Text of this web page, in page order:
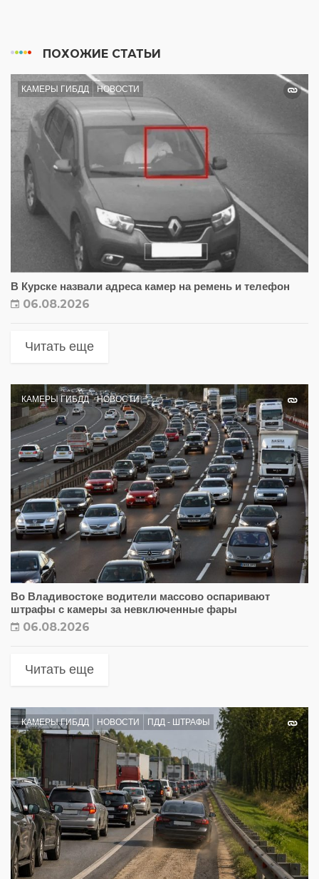
ПОХОЖИЕ СТАТЬИ
КАМЕРЫ ГИБДД НОВОСТИ
В Курске назвали адреса камер на ремень и телефон
06.08.2026
Читать еще
КАМЕРЫ ГИБДД НОВОСТИ
Во Владивостоке водители массово оспаривают
штрафы с камеры за невключенные фары
06.08.2026
Читать еще
КАМЕРЫ ГИБДД НОВОСТИ ПДД - ШТРАФЫ